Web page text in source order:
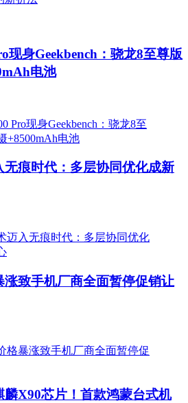
现身Geekbench：骁龙8至尊版
电池
无痕时代：多层协同优化成新
涨致手机厂商全面暂停促销让
麟X90芯片！首款鸿蒙台式机